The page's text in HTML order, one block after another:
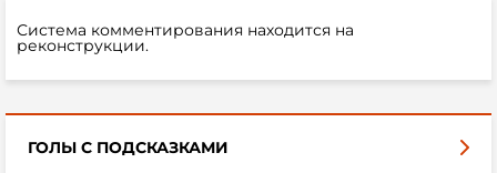
Система комментирования находится на
реконструкции.
ГОЛЫ С ПОДСКАЗКАМИ